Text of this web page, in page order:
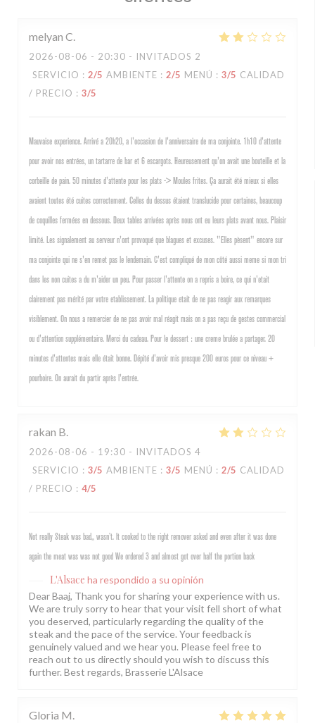
melyan C
2026-08-06 - 20:30 - INVITADOS 2
SERVICIO : 2/5 AMBIENTE : 2/5 MENÚ : 3/5 CALIDAD
/ PRECIO : 3/5
Mauvaise experience. Arrivé a 20h20, a l'occasion de l'anniversaire de ma conjointe. 1h10 d'attente
pour avoir nos entrées, un tartarre de bar et 6 escargots. Heureusement qu'on avait une bouteille et la
corbeille de pain. 50 minutes d'attente pour les plats -> Moules frites. Ça aurait été mieux si elles
avaient toutes été cuites correctement. Celles du dessus étaient translucide pour certaines, beaucoup
de coquilles fermées en dessous. Deux tables arrivées après nous ont eu leurs plats avant nous. Plaisir
limité. Les signalement au serveur n'ont provoqué que blagues et excuses. "Elles pèsent" encore sur
ma conjointe qui ne s'en remet pas le lendemain. C'est compliqué de mon côté aussi meme si mon tri
dans les non cuites a du m'aider un peu. Pour passer l'attente on a repris a boire, ce qui n'etait
clairement pas mérité par votre etablissement. La politique etait de ne pas reagir aux remarques
visiblement. On nous a remercier de ne pas avoir mal réagit mais on a pas reçu de gestes commercial
ou d'attention supplémentaire. Merci du cadeau. Pour le dessert : une creme brulée a partager. 20
minutes d'attentes mais elle était bonne. Dépité d'avoir mis presque 200 euros pour ce niveau +
pourboire. On aurait du partir après l'entrée.
rakan B
2026-08-06 - 19:30 - INVITADOS 4
SERVICIO : 3/5 AMBIENTE : 3/5 MENÚ : 2/5 CALIDAD
/ PRECIO : 4/5
Not really Steak was bad,, wasn’t. It cooked to the right remover asked and even after it was done
again the meat was was not good We ordered 3 and almost got over half the portion back
L'Alsace ha respondido a su opinión
Dear Baaj, Thank you for sharing your experience with us.
We are truly sorry to hear that your visit fell short of what
you deserved, particularly regarding the quality of the
steak and the pace of the service. Your feedback is
genuinely valued and we hear you. Please feel free to
reach out to us directly should you wish to discuss this
further. Best regards, Brasserie L'Alsace
Gloria M